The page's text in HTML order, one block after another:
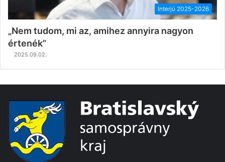
Interjú 2025-2026
„Nem tudom, mi az, amihez annyira nagyon
értenék”
2025.09.02.